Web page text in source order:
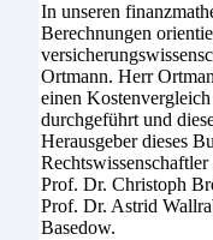
In unseren
Berechnungen
Ortmann. Herr
einen
durchgeführt und
Herausgeber dieses
Prof. Dr. Christoph
Prof. Dr. Astrid
Basedow.